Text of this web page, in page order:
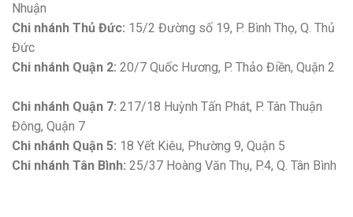
Nhuận
Chi nhánh Thủ Đức: 15/2 Đường số 19, P. Bình Thọ, Q. Thủ
Đức
Chi nhánh Quận 2: 20/7 Quốc Hương, P. Thảo Điền, Quận 2
Chi nhánh Quận 7: 217/18 Huỳnh Tấn Phát, P. Tân Thuận
Đông, Quận 7
Chi nhánh Quận 5: 18 Yết Kiêu, Phường 9, Quận 5
Chi nhánh Tân Bình: 25/37 Hoàng Văn Thụ, P.4, Q. Tân Bình